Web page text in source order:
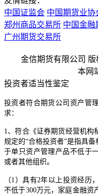
中国证监会 中国期货业协
郑州商品交易所 中国金融
广州期货交易所
金信期货有限公司 版
本网
投资者适当性鉴定
投资者符合期货公司资产管
求：
1、符合《证券期货经营机构
规定的“合格投资者”是指具
于单只资产管理产品不低于
或者其他组织。
（1）具有2年以上投资经历
不低于300万元，家庭金融资